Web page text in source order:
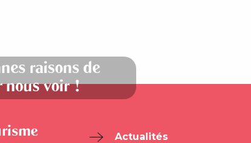
raisons de
nous voir !
Actualités